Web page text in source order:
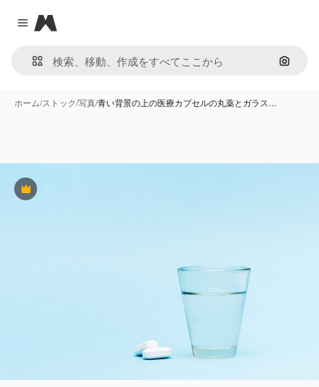
Close menu
Magnific
画像で
ホーム/ストック/写真/青い背景の上の医療カプセルの丸薬とガラス…
Premium